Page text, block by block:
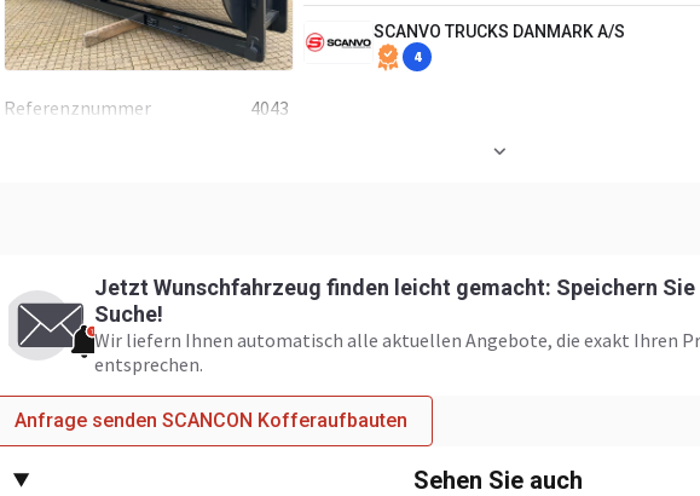
SCANVO TRUCKS DANMARK A/S
4
Referenznummer 4043
Jetzt Wunschfahrzeug finden leicht gemacht: Speichern Sie
Suche!
Wir liefern Ihnen automatisch alle aktuellen Angebote, die exakt Ihren
entsprechen.
Anfrage senden SCANCON Kofferaufbauten
Sehen Sie auch